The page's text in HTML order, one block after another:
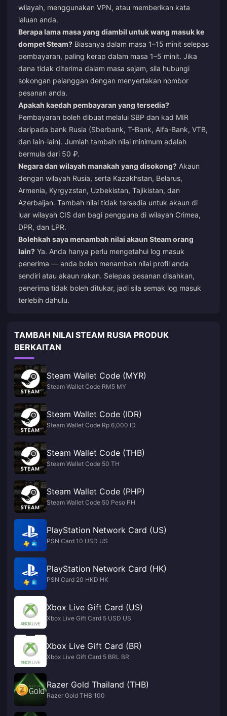
wilayah, menggunakan VPN, atau memberikan kata
laluan anda.
Berapa lama masa yang diambil untuk wang masuk ke
dompet Steam? Biasanya dalam masa 1–15 minit selepas
pembayaran, paling kerap dalam masa 1–5 minit. Jika
dana tidak diterima dalam masa sejam, sila hubungi
sokongan pelanggan dengan menyertakan nombor
pesanan anda.
Apakah kaedah pembayaran yang tersedia?
Pembayaran boleh dibuat melalui SBP dan kad MIR
daripada bank Rusia (Sberbank, T-Bank, Alfa-Bank, VTB,
dan lain-lain). Jumlah tambah nilai minimum adalah
bermula dari 50 ₽.
Negara dan wilayah manakah yang disokong? Akaun
dengan wilayah Rusia, serta Kazakhstan, Belarus,
Armenia, Kyrgyzstan, Uzbekistan, Tajikistan, dan
Azerbaijan. Tambah nilai tidak tersedia untuk akaun di
luar wilayah CIS dan bagi pengguna di wilayah Crimea,
DPR, dan LPR.
Bolehkah saya menambah nilai akaun Steam orang
lain? Ya. Anda hanya perlu mengetahui log masuk
penerima — anda boleh menambah nilai profil anda
sendiri atau akaun rakan. Selepas pesanan disahkan,
penerima tidak boleh ditukar, jadi sila semak log masuk
terlebih dahulu.
TAMBAH NILAI STEAM RUSIA PRODUK
BERKAITAN
Steam Wallet Code (MYR)
Steam Wallet Code RM5 MY
Steam Wallet Code (IDR)
Steam Wallet Code Rp 6,000 ID
Steam Wallet Code (THB)
Steam Wallet Code 50 TH
Steam Wallet Code (PHP)
Steam Wallet Code 50 Peso PH
PlayStation Network Card (US)
PSN Card 10 USD US
PlayStation Network Card (HK)
PSN Card 20 HKD HK
Xbox Live Gift Card (US)
Xbox Live Gift Card 5 USD US
Xbox Live Gift Card (BR)
Xbox Live Gift Card 5 BRL BR
Razer Gold Thailand (THB)
Razer Gold THB 100